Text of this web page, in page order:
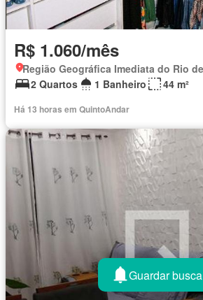
R$ 1.060/mês
2 Quartos
1 Banheiro 44 m²
Há 13 horas em QuintoAndar
Guardar busca